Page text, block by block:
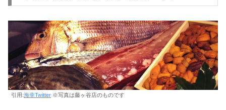
引用:海幸Twitter ※写真は藤ヶ谷店のものです